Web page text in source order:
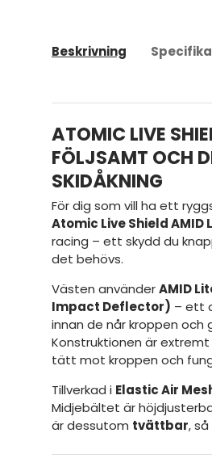
Beskrivning
ATOMIC LIVE
FÖLJSAMT OCH
SKIDÅKNING
För dig som vill ha ett
Atomic Live Shield AMID
racing – ett skydd du
det behövs.
Västen använderAMID
Impact Deflector) – ett
innan de når kroppen och
Konstruktionen är
tätt mot kroppen och
Tillverkad i Elastic Air
Midjebältet är
är dessutom tvättbar,